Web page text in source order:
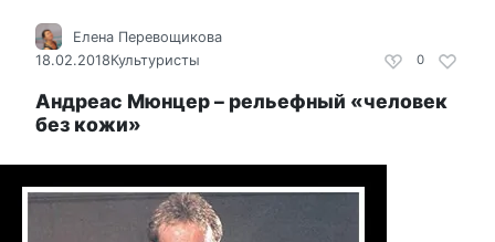
0
Елена Перевощикова
18.02.2018Культуристы
Андреас Мюнцер – рельефный «человек
без кожи»